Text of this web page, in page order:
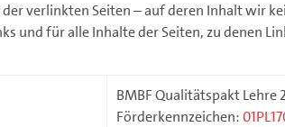
verlinkten Seiten – auf deren Inhalt wir
und für alle Inhalte der Seiten, zu denen
BMBF Qualitätspakt Lehre
Förderkennzeichen: